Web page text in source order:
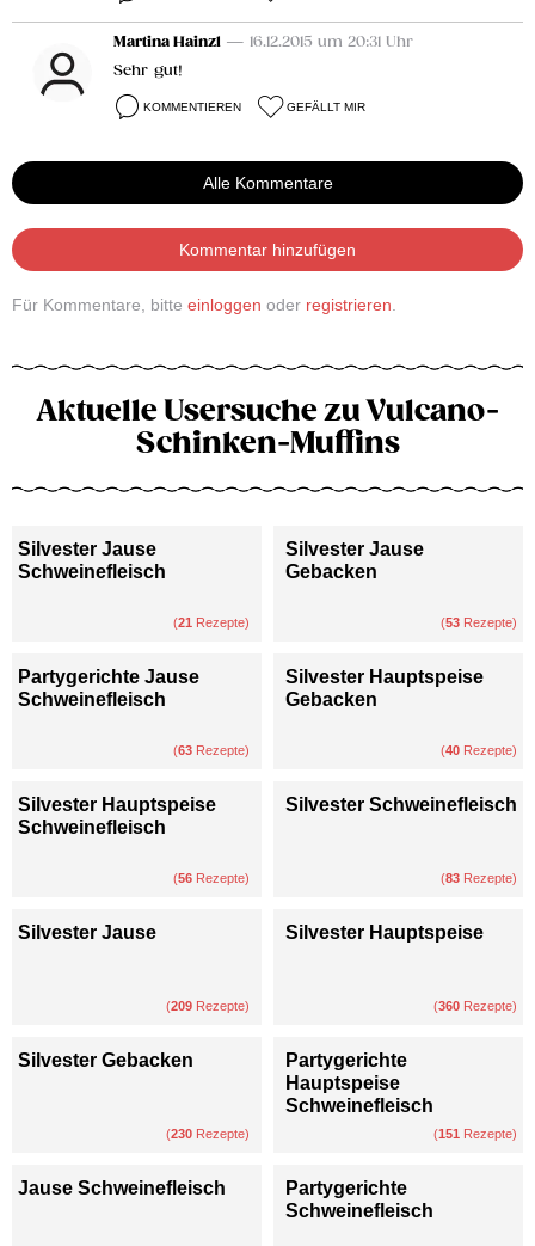
Martina Hainzl — 16.12.2015 um 20:31 Uhr
Sehr gut!
KOMMENTIEREN GEFÄLLT MIR
Alle Kommentare
Kommentar hinzufügen
Für Kommentare, bitte einloggen oder registrieren
Aktuelle Usersuche zu Vulcano-
Schinken-Muffins
Silvester Jause
Schweinefleisch
(21 Rezepte)
Silvester Jause
Gebacken
(53 Rezepte)
Partygerichte Jause
Schweinefleisch
(63 Rezepte)
Silvester Hauptspeise
Gebacken
(40 Rezepte)
Silvester Hauptspeise
Schweinefleisch
(56 Rezepte)
Silvester Schweinefleisch
(83 Rezepte)
Silvester Jause
(209 Rezepte)
Silvester Hauptspeise
(360 Rezepte)
Silvester Gebacken
(230 Rezepte)
Partygerichte
Hauptspeise
Schweinefleisch
(151 Rezepte)
Jause Schweinefleisch
Partygerichte
Schweinefleisch